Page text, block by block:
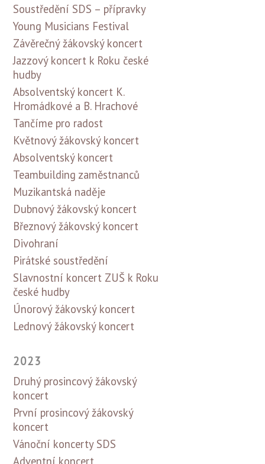
Soustředění SDS – přípravky
Young Musicians Festival
Závěrečný žákovský koncert
Jazzový koncert k Roku české
hudby
Absolventský koncert K.
Hromádkové a B. Hrachové
Tančíme pro radost
Květnový žákovský koncert
Absolventský koncert
Teambuilding zaměstnanců
Muzikantská naděje
Dubnový žákovský koncert
Březnový žákovský koncert
Divohraní
Pirátské soustředění
Slavnostní koncert ZUŠ k Roku
české hudby
Únorový žákovský koncert
Lednový žákovský koncert
2023
Druhý prosincový žákovský
koncert
První prosincový žákovský
koncert
Vánoční koncerty SDS